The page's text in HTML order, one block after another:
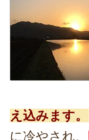
え込みます。
に冷やされ、